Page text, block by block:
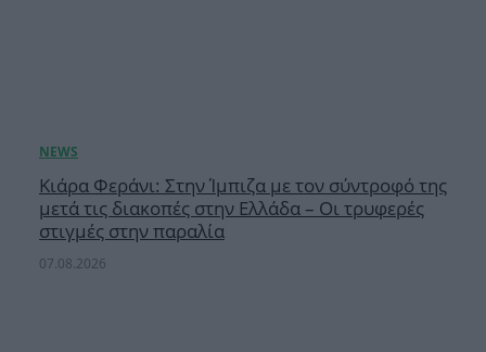
Κιάρα Φεράνι: Στην Ίμπιζα με τον σύντροφό της
μετά τις διακοπές στην Ελλάδα – Οι τρυφερές
στιγμές στην παραλία
07.08.2026